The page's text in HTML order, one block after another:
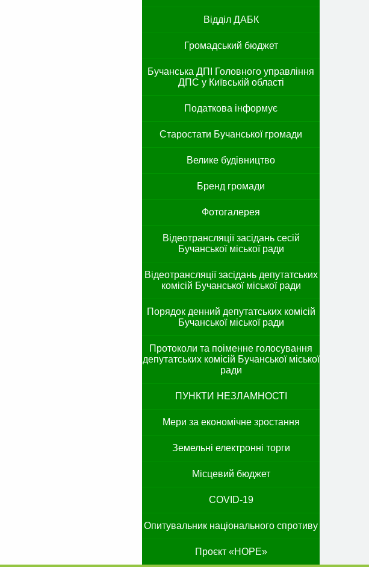
Відділ ДАБК
Громадський бюджет
Бучанська ДПІ Головного управління
ДПС у Київській області
Податкова інформує
Старостати Бучанської громади
Велике будівництво
Бренд громади
Фотогалерея
Відеотрансляції засідань сесій
Бучанської міської ради
Відеотрансляції засідань депутатських
комісій Бучанської міської ради
Порядок денний депутатських комісій
Бучанської міської ради
Протоколи та поіменне голосування
депутатських комісій Бучанської міської
ради
ПУНКТИ НЕЗЛАМНОСТІ
Мери за економічне зростання
Земельні електронні торги
Місцевий бюджет
COVID-19
Опитувальник національного спротиву
Проєкт «HOPE»